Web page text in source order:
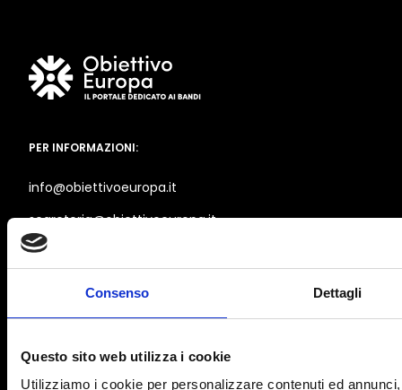
Consenso Dettagli
Questo sito web utilizza i cookie
Utilizziamo i cookie per personalizzare contenuti ed
PER INFORMAZIONI:
info@obiettivoeuropa.it
segreteria@obiettivoeuropa.it
Tel. +39.331.3612883